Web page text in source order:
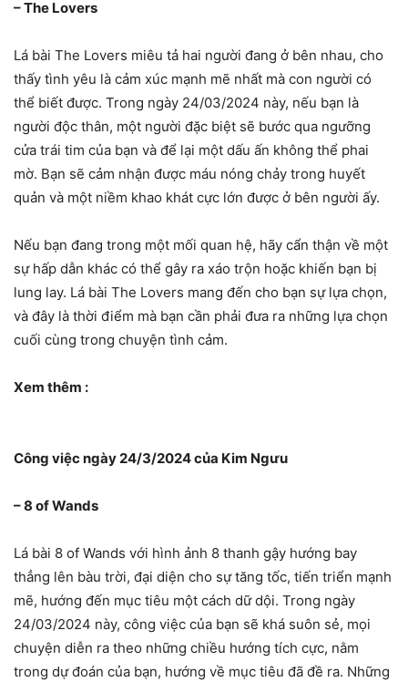
– The Lovers
Lá bài The Lovers miêu tả hai người đang ở bên nhau, cho
thấy tình yêu là cảm xúc mạnh mẽ nhất mà con người có
thể biết được. Trong ngày 24/03/2024 này, nếu bạn là
người độc thân, một người đặc biệt sẽ bước qua ngưỡng
cửa trái tim của bạn và để lại một dấu ấn không thể phai
mờ. Bạn sẽ cảm nhận được máu nóng chảy trong huyết
quản và một niềm khao khát cực lớn được ở bên người ấy.
Nếu bạn đang trong một mối quan hệ, hãy cẩn thận về một
sự hấp dẫn khác có thể gây ra xáo trộn hoặc khiến bạn bị
lung lay. Lá bài The Lovers mang đến cho bạn sự lựa chọn,
và đây là thời điểm mà bạn cần phải đưa ra những lựa chọn
cuối cùng trong chuyện tình cảm.
Xem thêm :
Công việc ngày 24/3/2024 của Kim Ngưu
– 8 of Wands
Lá bài 8 of Wands với hình ảnh 8 thanh gậy hướng bay
thẳng lên bàu trời, đại diện cho sự tăng tốc, tiến triển mạnh
mẽ, hướng đến mục tiêu một cách dữ dội. Trong ngày
24/03/2024 này, công việc của bạn sẽ khá suôn sẻ, mọi
chuyện diễn ra theo những chiều hướng tích cực, nằm
trong dự đoán của bạn, hướng về mục tiêu đã đề ra. Những